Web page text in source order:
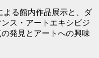
よる館内作品展示と、ダ
ス・アートエキシビジ
発見とアートへの興味